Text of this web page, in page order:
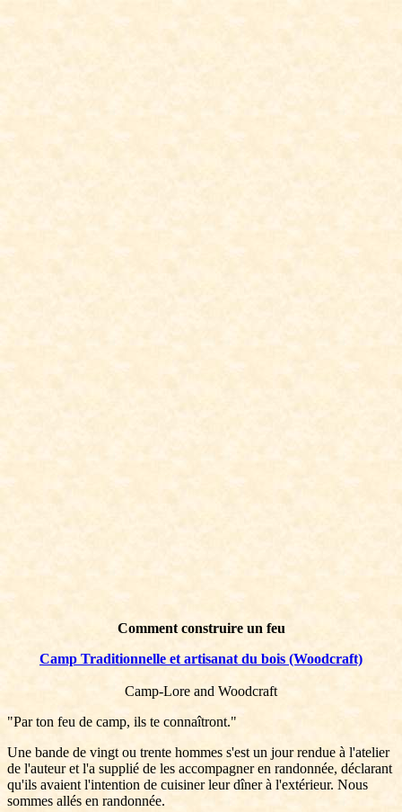
Comment construire un feu
Camp Traditionnelle et artisanat du bois (Woodcraft)
Camp-Lore and Woodcraft
"Par ton feu de camp, ils te connaîtront."
Une bande de vingt ou trente hommes s'est un jour rendue à l'atelier
de l'auteur et l'a supplié de les accompagner en randonnée, déclarant
qu'ils avaient l'intention de cuisiner leur dîner à l'extérieur. Nous
sommes allés en randonnée.